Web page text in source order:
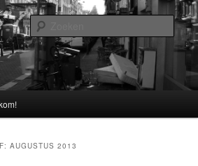
maken van…
AUGUSTUS 2013